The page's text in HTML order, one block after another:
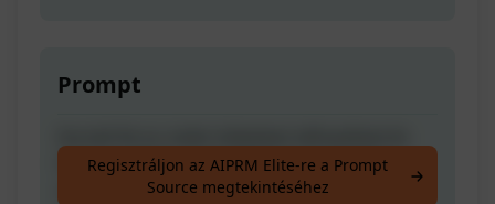
Prompt
hátrányokkal, cselekvési tervvel az ötlet
validálásához és tanulmányozandó
Regisztráljon az AIPRM Elite-re a Prompt
Source megtekintéséhez